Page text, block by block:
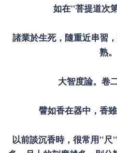
如在"菩提道次
諸業於生死，隨重近串習
熟。
大智度論。卷
譬如香在器中，香
以前談沉香時，很常用"